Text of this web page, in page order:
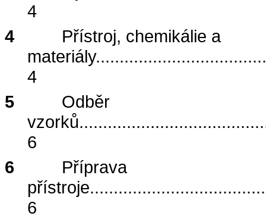
4
4
Přístroj, chemikálie a
materiály
4
5
Odběr
vzorků
6
6
Příprava
přístroje
6